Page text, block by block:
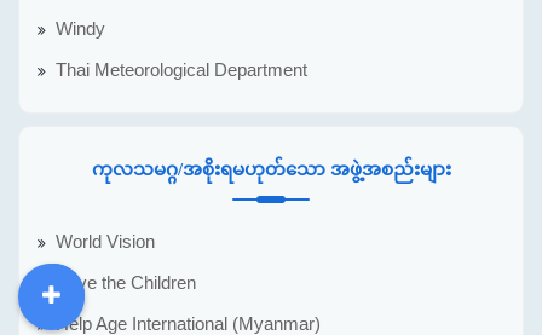
Windy
Thai Meteorological Department
ကုလသမဂ္ဂ/အစိုးရမဟုတ်သော အဖွဲ့အစည်းများ
World Vision
Save the Children
Help Age International (Myanmar)
DDM